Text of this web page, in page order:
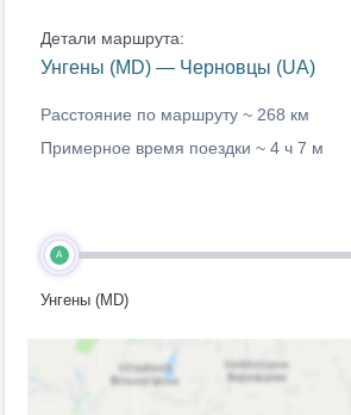
Детали маршрута:
Унгены (MD) — Черновцы (UA)
Расстояние по маршруту ~ 268 км
Примерное время поездки ~ 4 ч 7 м
A
Унгены (MD)